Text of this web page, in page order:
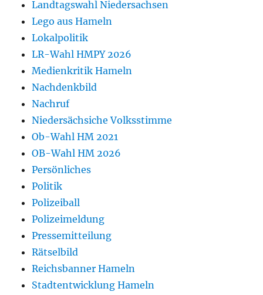
Landtagswahl Niedersachsen
Lego aus Hameln
Lokalpolitik
LR-Wahl HMPY 2026
Medienkritik Hameln
Nachdenkbild
Nachruf
Niedersächsiche Volksstimme
Ob-Wahl HM 2021
OB-Wahl HM 2026
Persönliches
Politik
Polizeiball
Polizeimeldung
Pressemitteilung
Rätselbild
Reichsbanner Hameln
Stadtentwicklung Hameln